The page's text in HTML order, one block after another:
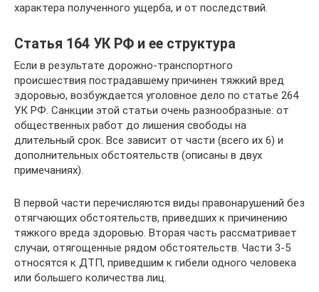
характера полученного ущерба, и от последствий.
Статья 164 УК РФ и ее структура
Если в результате дорожно-транспортного
происшествия пострадавшему причинен тяжкий вред
здоровью, возбуждается уголовное дело по статье 264
УК РФ. Санкции этой статьи очень разнообразные: от
общественных работ до лишения свободы на
длительный срок. Все зависит от части (всего их 6) и
дополнительных обстоятельств (описаны в двух
примечаниях).
В первой части перечисляются виды правонарушений без
отягчающих обстоятельств, приведших к причинению
тяжкого вреда здоровью. Вторая часть рассматривает
случаи, отягощенные рядом обстоятельств. Части 3-5
относятся к ДТП, приведшим к гибели одного человека
или большего количества лиц.